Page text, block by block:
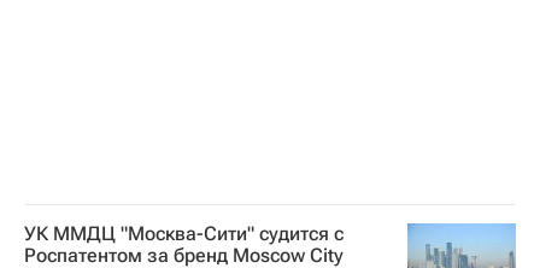
УК ММДЦ "Москва-Сити" судится с
Роспатентом за бренд Moscow City